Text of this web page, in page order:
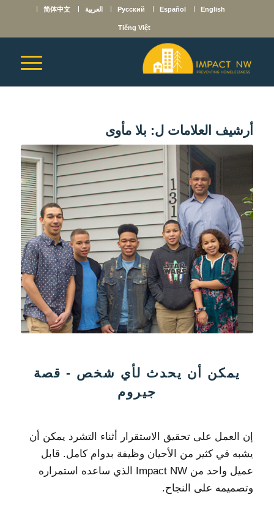
English
Español
Русский العربية 简体中文
Tiếng Việt
أرشيف العلامات ل: بلا مأوى
يمكن أن يحدث لأي شخص - قصة
جيروم
إن العمل على تحقيق الاستقرار أثناء التشرد يمكن أن
يشبه في كثير من الأحيان وظيفة بدوام كامل. قابل
عميل واحد من Impact NW الذي ساعده استمراره
وتصميمه على النجاح.